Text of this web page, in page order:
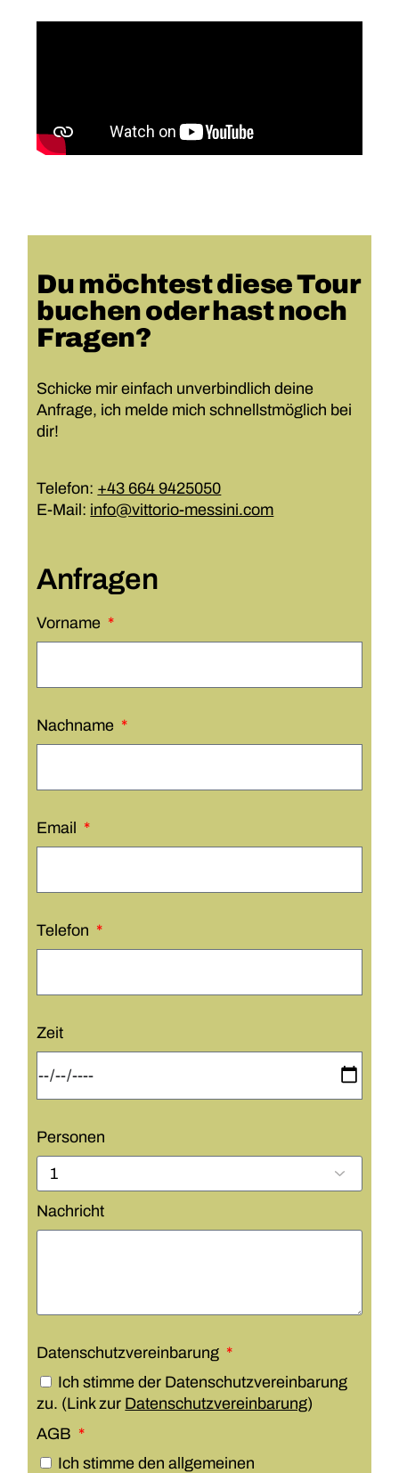
Du möchtest diese Tour
buchen oder hast noch
Fragen?
Schicke mir einfach unverbindlich deine
Anfrage, ich melde mich schnellstmöglich bei
dir!
Telefon: +43 664 9425050
E-Mail: info@vittorio-messini.com
Anfragen
Vorname
Nachname
Email
Telefon
Zeit
Personen
Nachricht
Datenschutzvereinbarung
Ich stimme der Datenschutzvereinbarung
zu. (Link zur Datenschutzvereinbarung)
AGB
Ich stimme den allgemeinen